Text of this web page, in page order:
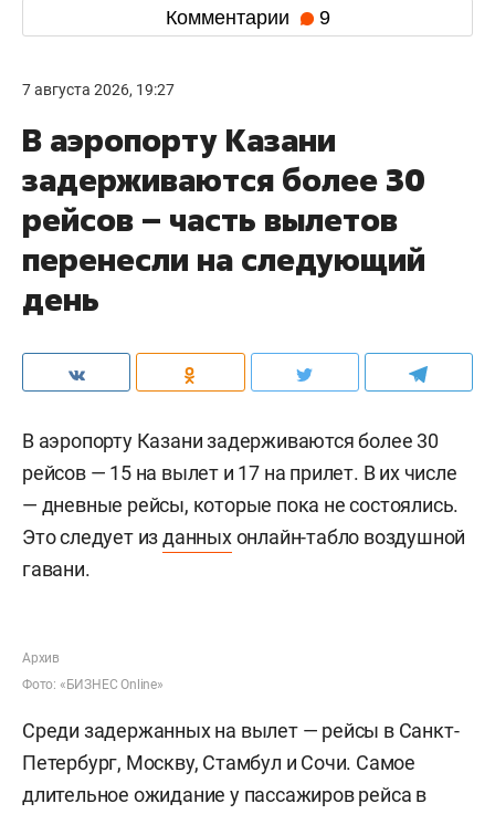
Комментарии 9
7 августа 2026, 19:27
В аэропорту Казани
задерживаются более 30
рейсов – часть вылетов
перенесли на следующий
день
В аэропорту Казани задерживаются более 30
рейсов — 15 на вылет и 17 на прилет. В их числе
— дневные рейсы, которые пока не состоялись.
Это следует изданныхонлайн-табло воздушной
гавани.
Архив
Фото: «БИЗНЕС Online»
Среди задержанных на вылет — рейсы в Санкт-
Петербург, Москву, Стамбул и Сочи. Самое
длительное ожидание у пассажиров рейса в